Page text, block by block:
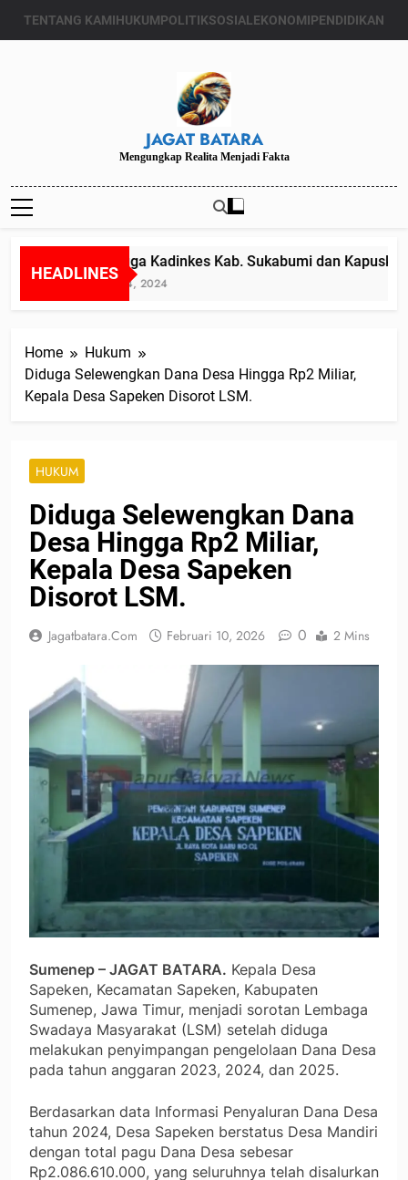
TENTANG KAMIHUKUMPOLITIKSOSIALEKONOMIPENDIDIKAN
JAGAT BATARA
Mengungkap Realita Menjadi Fakta
HEADLINES
Diduga Kadinkes Kab. Sukabumi dan
Juli 24, 2024
Home
Hukum
Diduga Selewengkan Dana Desa Hingga Rp2 Miliar,
Kepala Desa Sapeken Disorot LSM.
HUKUM
Diduga Selewengkan Dana
Desa Hingga Rp2 Miliar,
Kepala Desa Sapeken
Disorot LSM.
Jagatbatara.com Februari 10, 2026 0 2 Mins
Sumenep – JAGAT BATARA. Kepala Desa
Sapeken, Kecamatan Sapeken, Kabupaten
Sumenep, Jawa Timur, menjadi sorotan Lembaga
Swadaya Masyarakat (LSM) setelah diduga
melakukan penyimpangan pengelolaan Dana Desa
pada tahun anggaran 2023, 2024, dan 2025.
Berdasarkan data Informasi Penyaluran Dana Desa
tahun 2024, Desa Sapeken berstatus Desa Mandiri
dengan total pagu Dana Desa sebesar
Rp2.086.610.000, yang seluruhnya telah disalurkan